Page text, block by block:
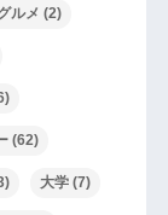
ルメ (2)
(62)
大学(7)